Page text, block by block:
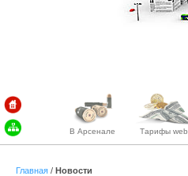
В Арсенале Тарифы web
Главная / Новости